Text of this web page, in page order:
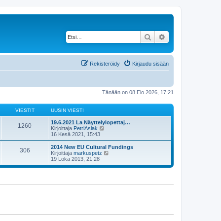
Etsi
Kirjaudu sisään
Rekisteröidy
Tänään on 08 Elo 2026, 17:21
VIESTIT UUSIN VIESTI
1260
19.6.2021 La Näyttelylopettaj…
Kirjoittaja PetriAslak
y
t
ä
u
s
v
i
16 Kesä 2021, 15:43
306
2014 New EU Cultural Fundings
Kirjoittaja markuspetz
y
19 Loka 2013, 21:28